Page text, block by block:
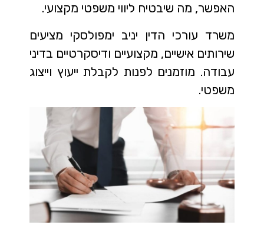
האפשר, מה שיבטיח ליווי משפטי מקצועי.
משרד עורכי הדין יניב ימפולסקי מציעים
שירותים אישיים, מקצועיים ודיסקרטיים בדיני
עבודה. מוזמנים לפנות לקבלת ייעוץ וייצוג
משפטי.